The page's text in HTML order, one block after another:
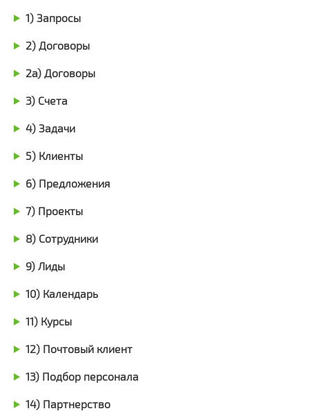
1) Запросы
2) Договоры
2а) Договоры
3) Счета
4) Задачи
5) Клиенты
6) Предложения
7) Проекты
8) Сотрудники
9) Лиды
10) Календарь
11) Курсы
12) Почтовый клиент
13) Подбор персонала
14) Партнерство